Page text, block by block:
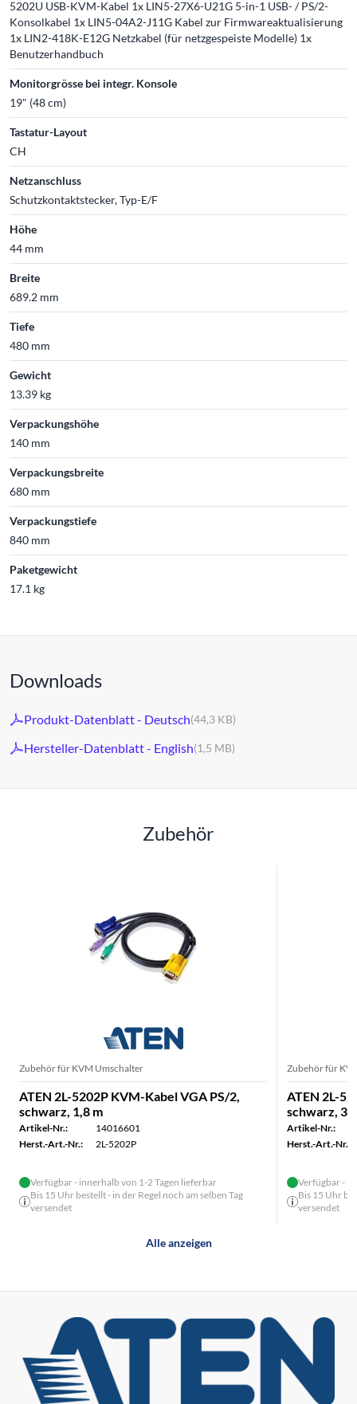
5202U USB-KVM-Kabel 1x LIN5-27X6-U21G 5-in-1 USB- / PS/2-
Konsolkabel 1x LIN5-04A2-J11G Kabel zur Firmwareaktualisierung
1x LIN2-418K-E12G Netzkabel (für netzgespeiste Modelle) 1x
Benutzerhandbuch
Monitorgrösse bei integr. Konsole
19" (48 cm)
Tastatur-Layout
CH
Netzanschluss
Schutzkontaktstecker, Typ-E/F
Höhe
44 mm
Breite
689.2 mm
Tiefe
480 mm
Gewicht
13.39 kg
Verpackungshöhe
140 mm
Verpackungsbreite
680 mm
Verpackungstiefe
840 mm
Paketgewicht
17.1 kg
Downloads
Produkt-Datenblatt - Deutsch(44,3 KB)
Hersteller-Datenblatt - English(1,5 MB)
Zubehör
Zubehör für KVM Umschalter
ATEN 2L-5202P KVM-Kabel VGA PS/2,
schwarz, 1,8 m
Artikel-Nr.:
14016601
Herst.-Art.-Nr.:
2L-5202P
Verfügbar - innerhalb von 1-2 Tagen lieferbar
Bis 15 Uhr bestellt - in der Regel noch am selben Tag
versendet
Zubehör für
ATEN 2L-
schwarz, 3
Artikel-Nr.:
Herst.-Art.-Nr.:
Verfügbar -
Bis 15 Uhr
versendet
Alle anzeigen